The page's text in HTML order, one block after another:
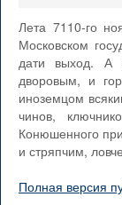
Лета 7110-го
Московском
дати выход. А
дворовым, и
иноземцом
чинов,
Конюшенного
и стряпчим,
Полная версия